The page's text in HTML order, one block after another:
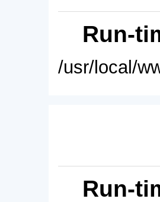
Run-
/usr/local/
Run-